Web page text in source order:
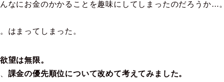
なにお金のかかることを趣味にしてしまったのだろうか…。
はまってしまった。
望は無限。
課金の優先順位について改めて考えてみました。